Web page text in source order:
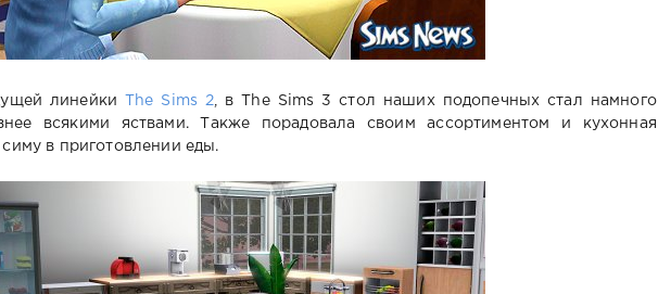
линейки The Sims 2 , в The Sims 3 стол наших подопечных стал намного
всякими яствами. Также порадовала своим ассортиментом и кухонная
в приготовлении еды.